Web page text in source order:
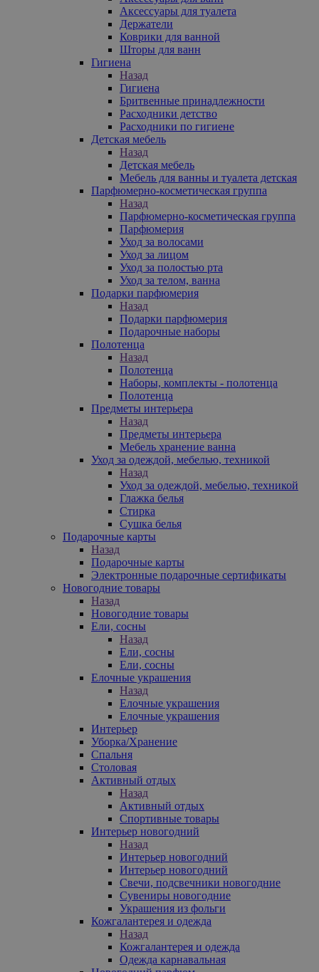
Аксессуары для туалета
Держатели
Коврики для ванной
Шторы для ванн
Гигиена
Назад
Гигиена
Бритвенные принадлежности
Расходники детство
Расходники по гигиене
Детская мебель
Назад
Детская мебель
Мебель для ванны и туалета детская
Парфюмерно-косметическая группа
Назад
Парфюмерно-косметическая группа
Парфюмерия
Уход за волосами
Уход за лицом
Уход за полостью рта
Уход за телом, ванна
Подарки парфюмерия
Назад
Подарки парфюмерия
Подарочные наборы
Полотенца
Назад
Полотенца
Наборы, комплекты - полотенца
Полотенца
Предметы интерьера
Назад
Предметы интерьера
Мебель хранение ванна
Уход за одеждой, мебелью, техникой
Назад
Уход за одеждой, мебелью, техникой
Глажка белья
Стирка
Сушка белья
Подарочные карты
Назад
Подарочные карты
Электронные подарочные сертификаты
Новогодние товары
Назад
Новогодние товары
Ели, сосны
Назад
Ели, сосны
Ели, сосны
Елочные украшения
Назад
Елочные украшения
Елочные украшения
Интерьер
Уборка/Хранение
Спальня
Столовая
Активный отдых
Назад
Активный отдых
Спортивные товары
Интерьер новогодний
Назад
Интерьер новогодний
Интерьер новогодний
Свечи, подсвечники новогодние
Сувениры новогодние
Украшения из фольги
Кожгалантерея и одежда
Назад
Кожгалантерея и одежда
Одежда карнавальная